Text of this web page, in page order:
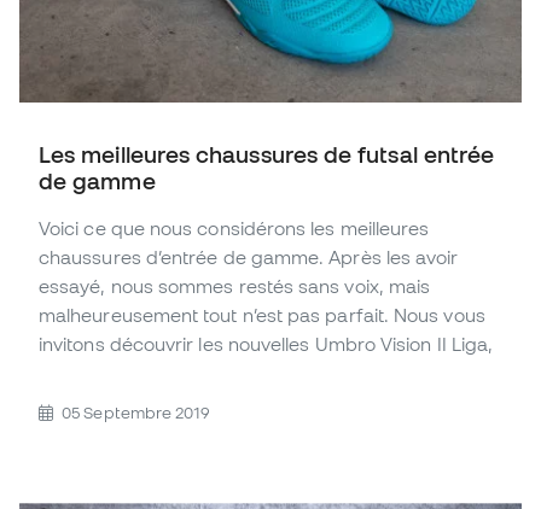
Les meilleures chaussures de futsal entrée
de gamme
Voici ce que nous considérons les meilleures
chaussures d’entrée de gamme. Après les avoir
essayé, nous sommes restés sans voix, mais
malheureusement tout n’est pas parfait. Nous vous
invitons découvrir les nouvelles Umbro Vision II Liga,
05 Septembre 2019